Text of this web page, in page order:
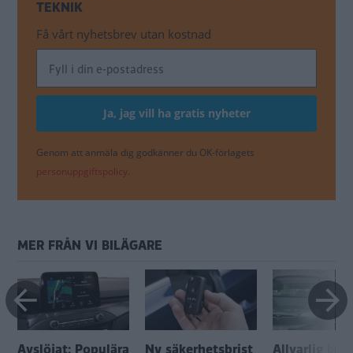
TEKNIK
Få vårt nyhetsbrev utan kostnad
Genom att anmäla dig godkänner du OK-förlagets
personuppgiftspolicy.
MER FRÅN VI BILÄGARE